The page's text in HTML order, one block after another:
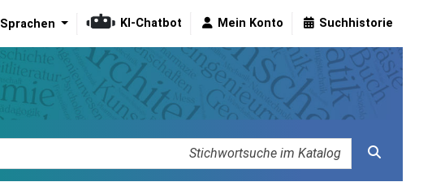
Sprachen KI-Chatbot Mein Konto Suchhistorie